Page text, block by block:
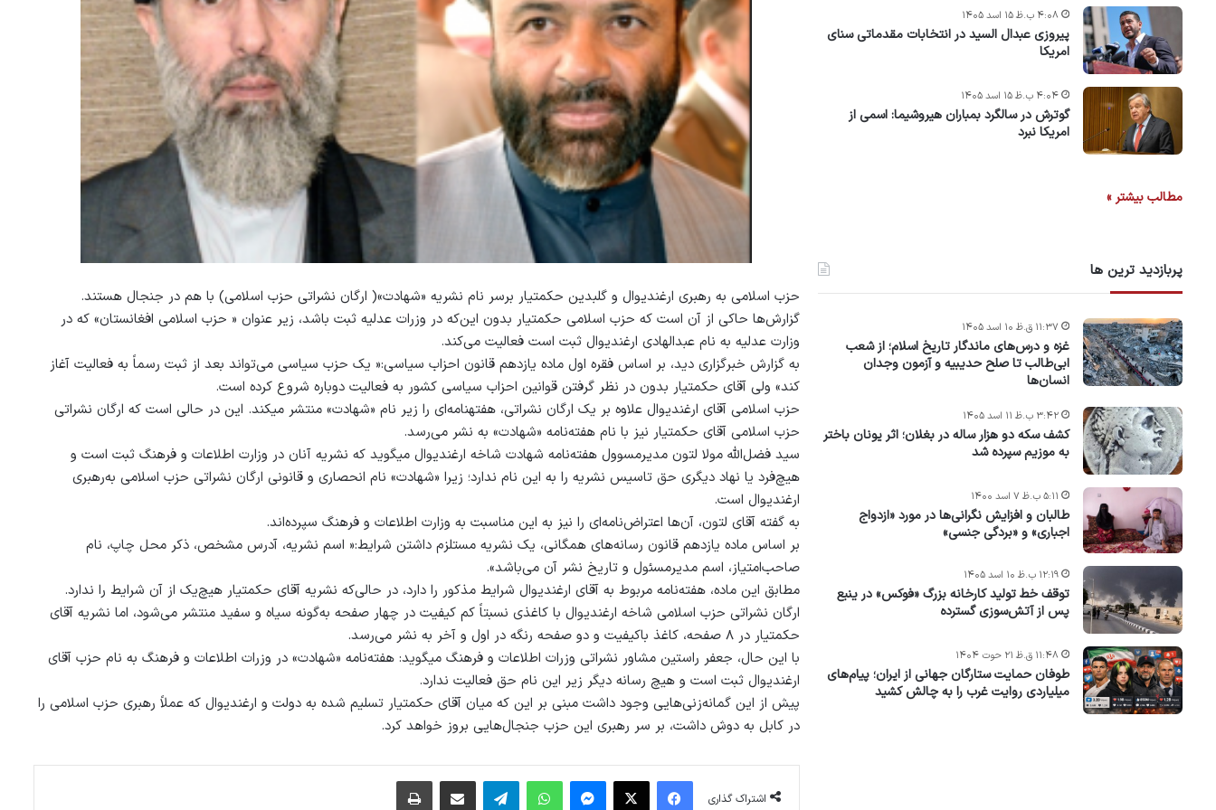
حزب اسلامی به رهبری ارغندیوال و گلبدین حکمتیار برسر نام نشریه «شهادت»( ارگان نشراتی حزب اسلامی) با هم در جنجال هستند.
گزارش‌ها حاکی از آن است که حزب اسلامی حکمتیار بدون این‌که در وزرات عدلیه ثبت باشد، زیر عنوان « حزب اسلامی افغانستان» که در
وزارت عدلیه به نام عبدالهادی ارغندیوال ثبت است فعالیت می‌کند.
به گزارش خبرگزاری دید، بر اساس فقره‌ اول ماده یازدهم قانون احزاب سیاسی:« یک حزب سیاسی می‌تواند بعد از ثبت رسماً به فعالیت آغاز
کند» ولی آقای حکمتیار بدون در نظر گرفتن قوانین احزاب سیاسی کشور به فعالیت دوباره شروع کرده است.
حزب اسلامی آقای ارغندیوال علاوه بر یک ارگان نشراتی، هفته‏نامه‌ای را زیر نام «شهادت» منتشر می‏کند. این در حالی است که ارگان نشراتی
حزب اسلامی آقای حکمتیار نیز با نام هفته‌نامه‌ «شهادت» به نشر می‌رسد.
سید فضل‌الله مولا لتون مدیرمسوول هفته‌نامه‌ شهادت شاخه‌ ارغندیوال می‏گوید که نشریه‌ آنان در وزارت اطلاعات و فرهنگ ثبت است و
هیچ‌فرد یا نهاد دیگری حق تاسیس نشریه‌ را به این نام ندارد؛ زیرا «شهادت» نام انحصاری و قانونی ارگان نشراتی حزب اسلامی به‌رهبری
ارغندیوال است.
به گفته آقای لتون، آن‌ها اعتراض‌نامه‌ای‌ را نیز به این مناسبت به وزارت اطلاعات و فرهنگ سپرده‌اند.
بر اساس ماده‌ یازدهم قانون رسانه‌های همگانی، یک نشریه مستلزم داشتن شرایط:« اسم نشريه، آدرس مشخص، ذکر محل چاپ، نام
صاحب‌امتياز، اسم مديرمسئول و تاريخ نشر آن می‌باشد».
مطابق این ماده، هفته‌نامه‌ مربوط به آقای ارغندیوال شرایط مذکور را دارد، در حالی‌که نشریه‌ آقای حکمتیار هیچ‌یک از آن شرایط را ندارد.
ارگان نشراتی حزب اسلامی شاخه‌ ارغندیوال با کاغذی نسبتاً کم ‌کیفیت در چهار صفحه به‌گونه‌ سیاه و سفید منتشر می‌شود، اما نشریه‌ آقای
حکمتیار در ۸ صفحه، کاغذ باکیفیت و دو صفحه‌ رنگه در اول و آخر به نشر می‌رسد.
با این حال، جعفر راستین مشاور نشراتی وزرات اطلاعات و فرهنگ می‏گوید: هفته‌نامه‌ «شهادت» در وزرات اطلاعات و فرهنگ به نام حزب آقای
ارغندیوال ثبت است و هیچ رسانه‌ دیگر زیر این نام حق فعالیت ندارد.
پیش از این گمانه‌زنی‌هایی وجود داشت مبنی بر این که میان آقای حکمتیار تسلیم شده به دولت و ارغندیوال که عملاً رهبری حزب اسلامی را
در کابل به دوش داشت، بر سر رهبری این حزب جنجال‌هایی بروز خواهد کرد.
اشتراک گذاری
فیس بوک X پیام رسان واتس آپ تلگرام اشتراک گذاری از طریق ایمیل
پیروزی عبدال السید در انتخابات مقدماتی سنای
امریکا
۴:۰۸ ب.ظ ۱۵ اسد ۱۴۰۵
گوترش در سالگرد بمباران هیروشیما: اسمی از
امریکا نبرد
۴:۰۴ ب.ظ ۱۵ اسد ۱۴۰۵
مطالب بیشتر »
پربازدید ترین ها
غزه و درس‌های ماندگار تاریخ اسلام؛ از شعب
ابی‌طالب تا صلح حدیبیه و آزمون وجدان
انسان‌ها
۱۱:۳۷ ق.ظ ۱۰ اسد ۱۴۰۵
کشف سکه دو هزار ساله در بغلان؛ اثر یونان باختر
به موزیم سپرده شد
۳:۴۲ ب.ظ ۱۱ اسد ۱۴۰۵
طالبان و افزایش نگرانی‌ها در مورد «ازدواج
اجباری» و «بردگی جنسی»
۵:۱۱ ب.ظ ۷ اسد ۱۴۰۰
توقف خط تولید کارخانه بزرگ «فوکس» در ینبع
پس از آتش‌سوزی گسترده
۱۲:۱۹ ب.ظ ۱۰ اسد ۱۴۰۵
طوفان حمایت ستارگان جهانی از ایران؛ پیام‌های
میلیاردی روایت غرب را به چالش کشید
۱۱:۴۸ ق.ظ ۲۱ حوت ۱۴۰۴